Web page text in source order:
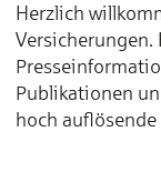
Herzlich
Versicherungen.
Publikationen
hoch